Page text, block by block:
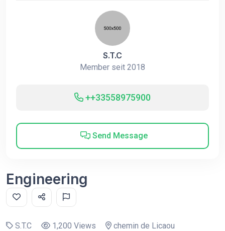
S.T.C
Member seit 2018
++33558975900
Send Message
Engineering
S.T.C 1,200 Views chemin de Licaou